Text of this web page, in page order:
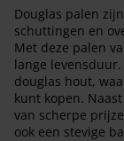
Douglas palen
schuttingen en
Met deze palen
lange
douglas hout,
kunt kopen.
van scherpe
ook een stevige